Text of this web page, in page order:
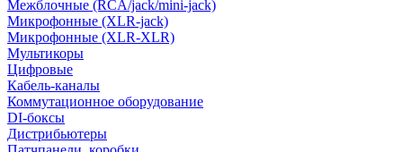
Межблочные (RCA/jack/mini-jack)
Микрофонные (XLR-jack)
Микрофонные (XLR-XLR)
Мультикоры
Цифровые
Кабель-каналы
Коммутационное оборудование
DI-боксы
Дистрибьютеры